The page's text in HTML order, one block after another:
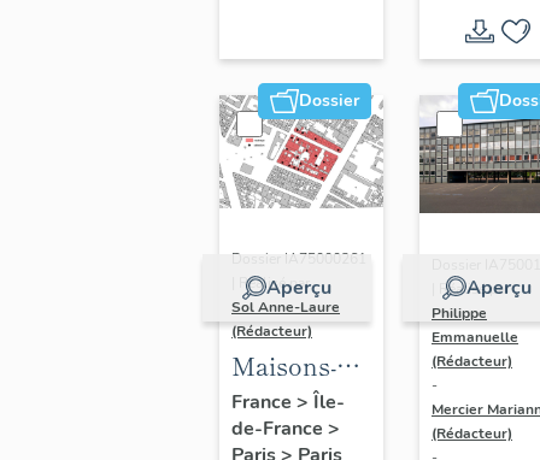
Dossier
Aperçu
Dossier IA75000261
| Réalisé par
Sol Anne-Laure
(Rédacteur)
Maisons-
immeubles
France > Île-
de-France >
Aperçu
| Réalisé par
Philippe
Emmanuelle
(Rédacteur)
-
Mercier
(Rédacteur)